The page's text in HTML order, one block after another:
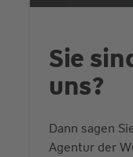
Sie
uns?
Dann sagen
Agentur der